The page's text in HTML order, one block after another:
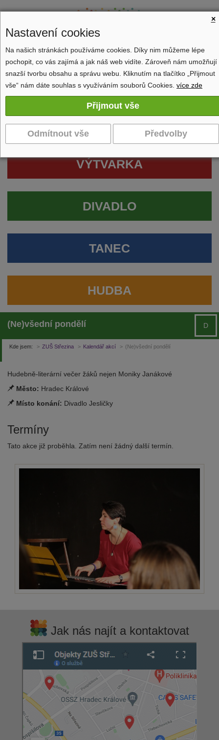
Zobrazit navigaci
VÝTVARKA
DIVADLO
TANEC
HUDBA
(Ne)všední pondělí D
Kde jsem: ZUŠ Střezina Kalendář akcí (Ne)všední pondělí
Hudebně-literární večer žáků nejen Moniky Janákové
Město: Hradec Králové
Místo konání: Divadlo Jesličky
Termíny
Tato akce již proběhla. Zatím není žádný další termín.
Jak nás najít a kontaktovat
×
Nastavení cookies
Na našich stránkách používáme cookies. Díky nim můžeme lépe
pochopit, co vás zajímá a jak náš web vidíte. Zároveň nám umožňují
snazší tvorbu obsahu a správu webu. Kliknutím na tlačítko „Přijmout
vše“ nám dáte souhlas s využíváním souborů Cookies. více zde